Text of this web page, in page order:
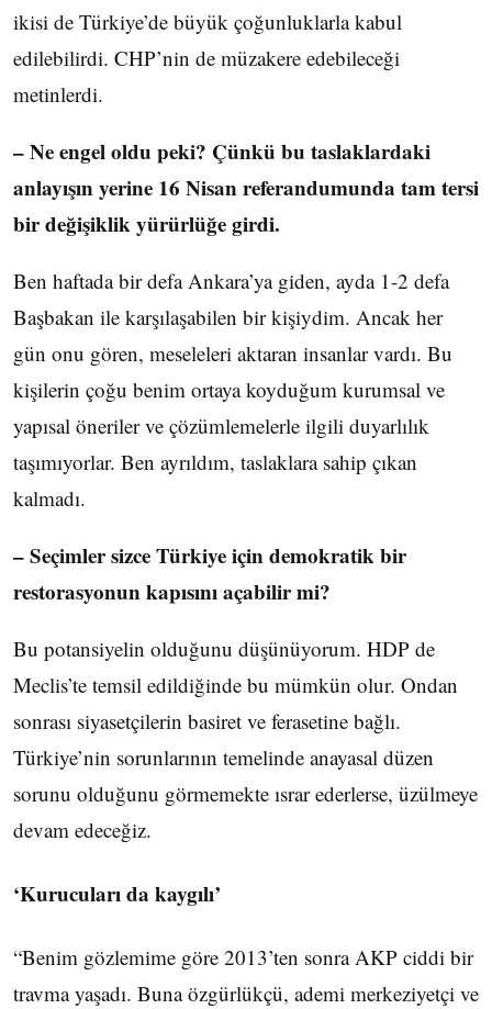
ikisi de Türkiye’de büyük çoğunluklarla kabul
edilebilirdi. CHP’nin de müzakere edebileceği
metinlerdi.
– Ne engel oldu peki? Çünkü bu taslaklardaki
anlayışın yerine 16 Nisan referandumunda tam tersi
bir değişiklik yürürlüğe girdi.
Ben haftada bir defa Ankara’ya giden, ayda 1-2 defa
Başbakan ile karşılaşabilen bir kişiydim. Ancak her
gün onu gören, meseleleri aktaran insanlar vardı. Bu
kişilerin çoğu benim ortaya koyduğum kurumsal ve
yapısal öneriler ve çözümlemelerle ilgili duyarlılık
taşımıyorlar. Ben ayrıldım, taslaklara sahip çıkan
kalmadı.
– Seçimler sizce Türkiye için demokratik bir
restorasyonun kapısını açabilir mi?
Bu potansiyelin olduğunu düşünüyorum. HDP de
Meclis’te temsil edildiğinde bu mümkün olur. Ondan
sonrası siyasetçilerin basiret ve ferasetine bağlı.
Türkiye’nin sorunlarının temelinde anayasal düzen
sorunu olduğunu görmemekte ısrar ederlerse, üzülmeye
devam edeceğiz.
‘Kurucuları da kaygılı’
“Benim gözlemime göre 2013’ten sonra AKP ciddi bir
travma yaşadı. Buna özgürlükçü, ademi merkeziyetçi ve